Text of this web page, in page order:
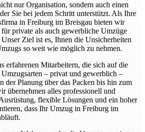
nur Organisation, sondern auch einen
Sie bei jedem Schritt unterstützt. Als Ihre
in Freiburg im Breisgau bieten wir
private als auch gewerbliche Umzüge
Ziel ist es, Ihnen die Unsicherheiten
so weit wie möglich zu nehmen.
erfahrenen Mitarbeitern, die sich auf die
– privat und gewerblich –
der Planung über das Packen bis hin zum
übernehmen alles professionell und
flexible Lösungen und ein hoher
dass Ihr Umzug in Freiburg im